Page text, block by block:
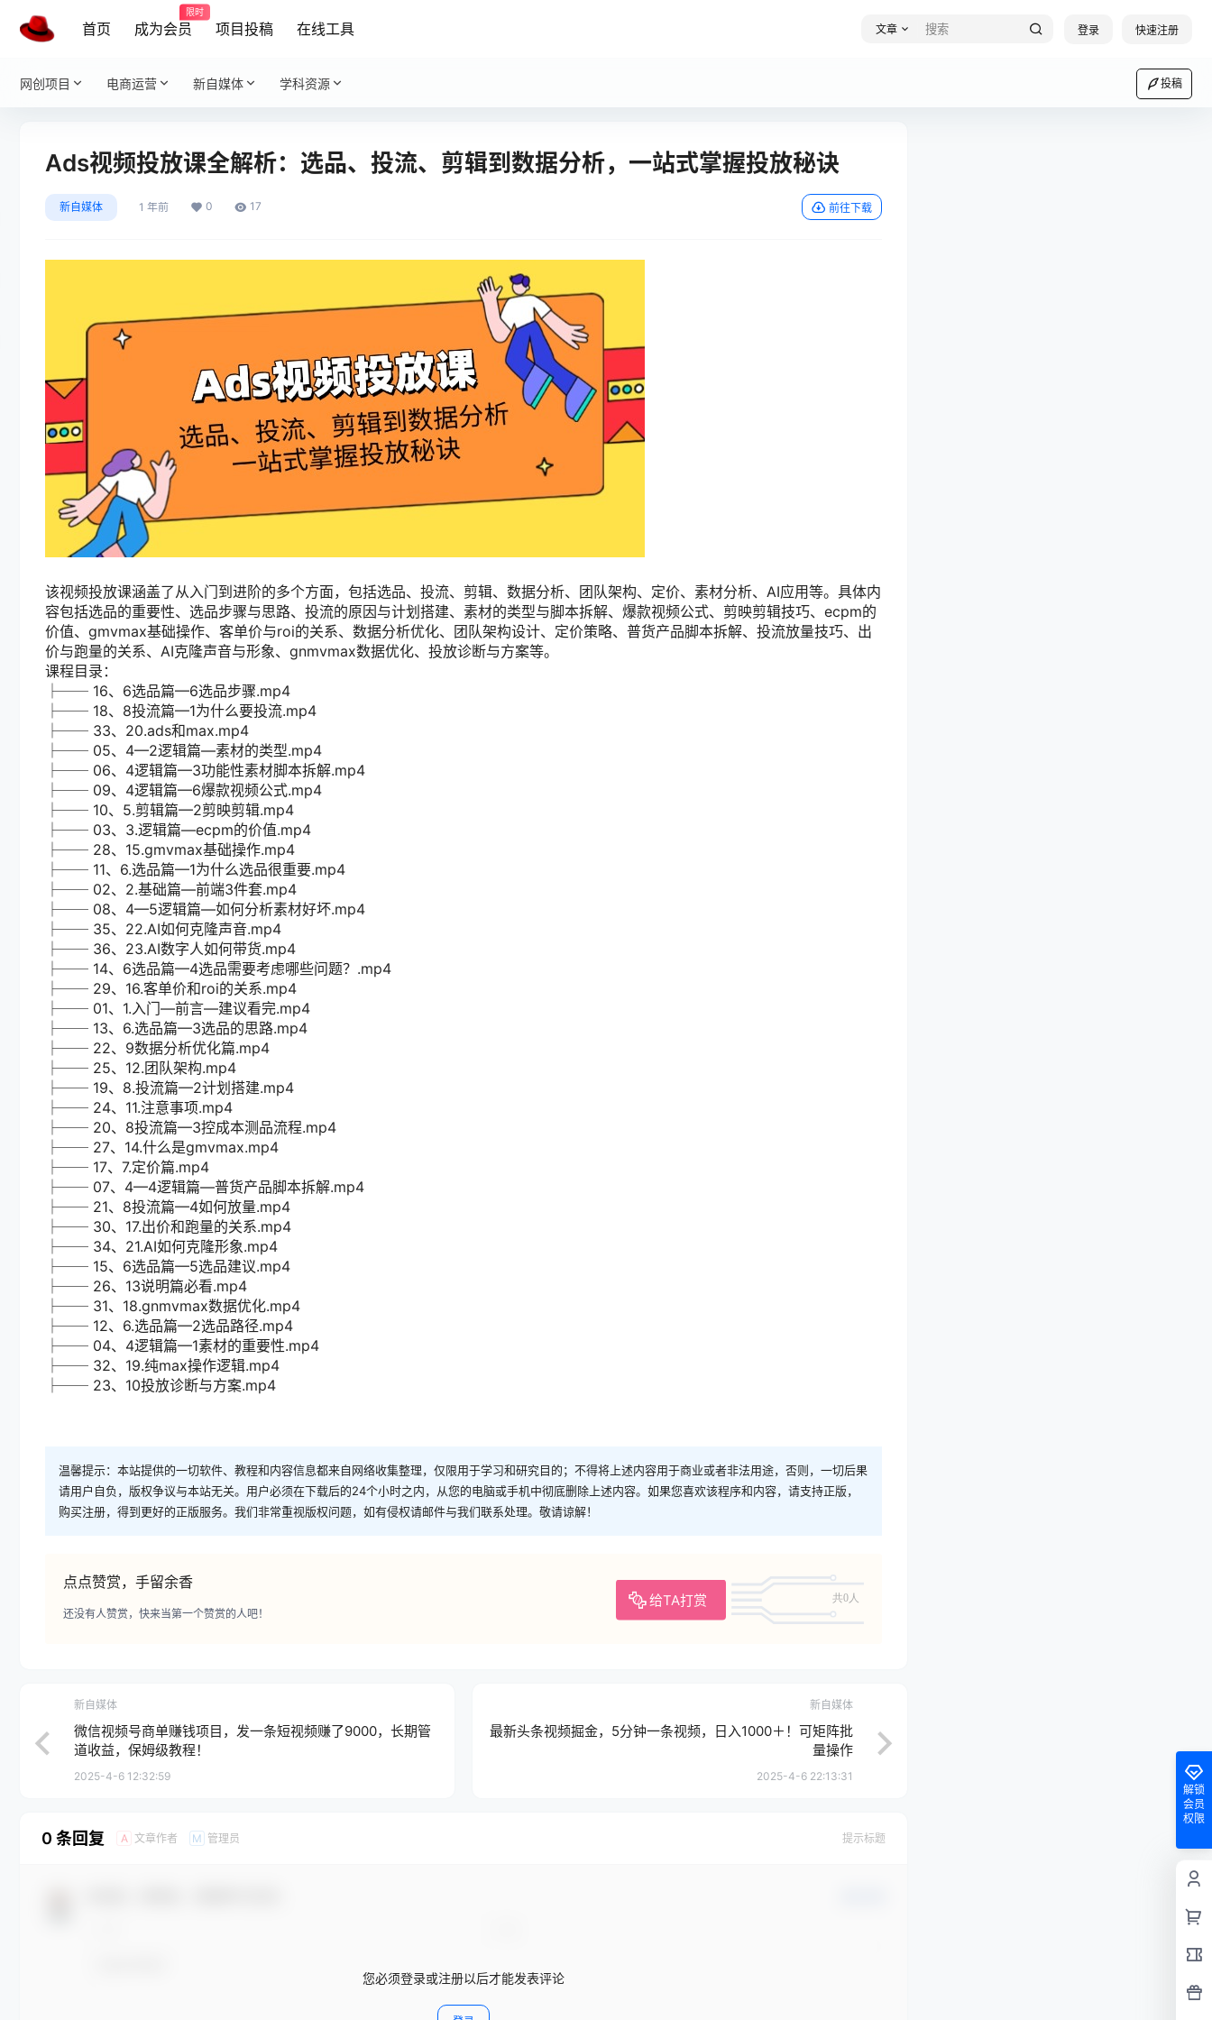
首页 成为会员
限时
项目投稿 在线工具 文章 登录 快速注册
网创项目 电商运营 新自媒体 学科资源 投稿
Ads视频投放课全解析：选品、投流、剪辑到数据分析，一站式掌握投放秘诀
新自媒体 1 年前 0 17 前往下载
该视频投放课涵盖了从入门到进阶的多个方面，包括选品、投流、剪辑、数据分析、团队架构、定价、素材分析、AI应用等。具体内
容包括选品的重要性、选品步骤与思路、投流的原因与计划搭建、素材的类型与脚本拆解、爆款视频公式、剪映剪辑技巧、ecpm的
价值、gmvmax基础操作、客单价与roi的关系、数据分析优化、团队架构设计、定价策略、普货产品脚本拆解、投流放量技巧、出
价与跑量的关系、AI克隆声音与形象、gnmvmax数据优化、投放诊断与方案等。
课程目录：
├── 16、6选品篇—6选品步骤.mp4
├── 18、8投流篇—1为什么要投流.mp4
├── 33、20.ads和max.mp4
├── 05、4—2逻辑篇—素材的类型.mp4
├── 06、4逻辑篇—3功能性素材脚本拆解.mp4
├── 09、4逻辑篇—6爆款视频公式.mp4
├── 10、5.剪辑篇—2剪映剪辑.mp4
├── 03、3.逻辑篇—ecpm的价值.mp4
├── 28、15.gmvmax基础操作.mp4
├── 11、6.选品篇—1为什么选品很重要.mp4
├── 02、2.基础篇—前端3件套.mp4
├── 08、4—5逻辑篇—如何分析素材好坏.mp4
├── 35、22.AI如何克隆声音.mp4
├── 36、23.AI数字人如何带货.mp4
├── 14、6选品篇—4选品需要考虑哪些问题？.mp4
├── 29、16.客单价和roi的关系.mp4
├── 01、1.入门—前言—建议看完.mp4
├── 13、6.选品篇—3选品的思路.mp4
├── 22、9数据分析优化篇.mp4
├── 25、12.团队架构.mp4
├── 19、8.投流篇—2计划搭建.mp4
├── 24、11.注意事项.mp4
├── 20、8投流篇—3控成本测品流程.mp4
├── 27、14.什么是gmvmax.mp4
├── 17、7.定价篇.mp4
├── 07、4—4逻辑篇—普货产品脚本拆解.mp4
├── 21、8投流篇—4如何放量.mp4
├── 30、17.出价和跑量的关系.mp4
├── 34、21.AI如何克隆形象.mp4
├── 15、6选品篇—5选品建议.mp4
├── 26、13说明篇必看.mp4
├── 31、18.gnmvmax数据优化.mp4
├── 12、6.选品篇—2选品路径.mp4
├── 04、4逻辑篇—1素材的重要性.mp4
├── 32、19.纯max操作逻辑.mp4
├── 23、10投放诊断与方案.mp4
温馨提示：本站提供的一切软件、教程和内容信息都来自网络收集整理，仅限用于学习和研究目的；不得将上述内容用于商业或者非法用途，否则，一切后果
请用户自负，版权争议与本站无关。用户必须在下载后的24个小时之内，从您的电脑或手机中彻底删除上述内容。如果您喜欢该程序和内容，请支持正版，
购买注册，得到更好的正版服务。我们非常重视版权问题，如有侵权请邮件与我们联系处理。敬请谅解！
点点赞赏，手留余香
给TA打赏 共0人
还没有人赞赏，快来当第一个赞赏的人吧！
新自媒体
微信视频号商单赚钱项目，发一条短视频赚了9000，长期管
道收益，保姆级教程！
2025-4-6 12:32:59
新自媒体
最新头条视频掘金，5分钟一条视频，日入1000＋！可矩阵批
量操作
2025-4-6 22:13:31
0 条回复 A 文章作者 M 管理员 提示标题
您必须登录或注册以后才能发表评论
解锁
会员
权限